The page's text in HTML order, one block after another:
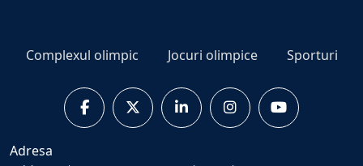
Complexul olimpic Jocuri olimpice Sporturi
Adresa